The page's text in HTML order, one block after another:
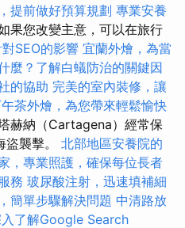
提前做好預算規劃 專業安養
果您改變主意，可以在旅行
SEO的影響 宜蘭外燴，為當
麼？了解白蟻防治的關鍵因
的協助 完美的室內裝修，讓
茶外燴，為您帶來輕鬆愉快
赫納（Cartagena）經常保
襲擊。 北部地區安養院的
，專業照護，確保每位長者
務 玻尿酸注射，迅速填補細
簡單步驟解決問題 中清路放
了解Google Search